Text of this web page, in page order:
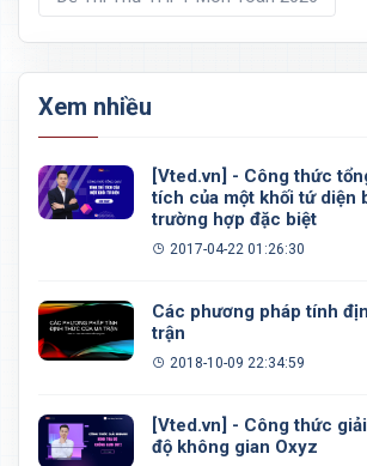
Xem nhiều
[Vted.vn] - Công thức
tích của một khối tứ diện
trường hợp đặc biệt
2017-04-22 01:26:30
Các phương pháp tính
trận
2018-10-09 22:34:59
[Vted.vn] - Công thức
độ không gian Oxyz